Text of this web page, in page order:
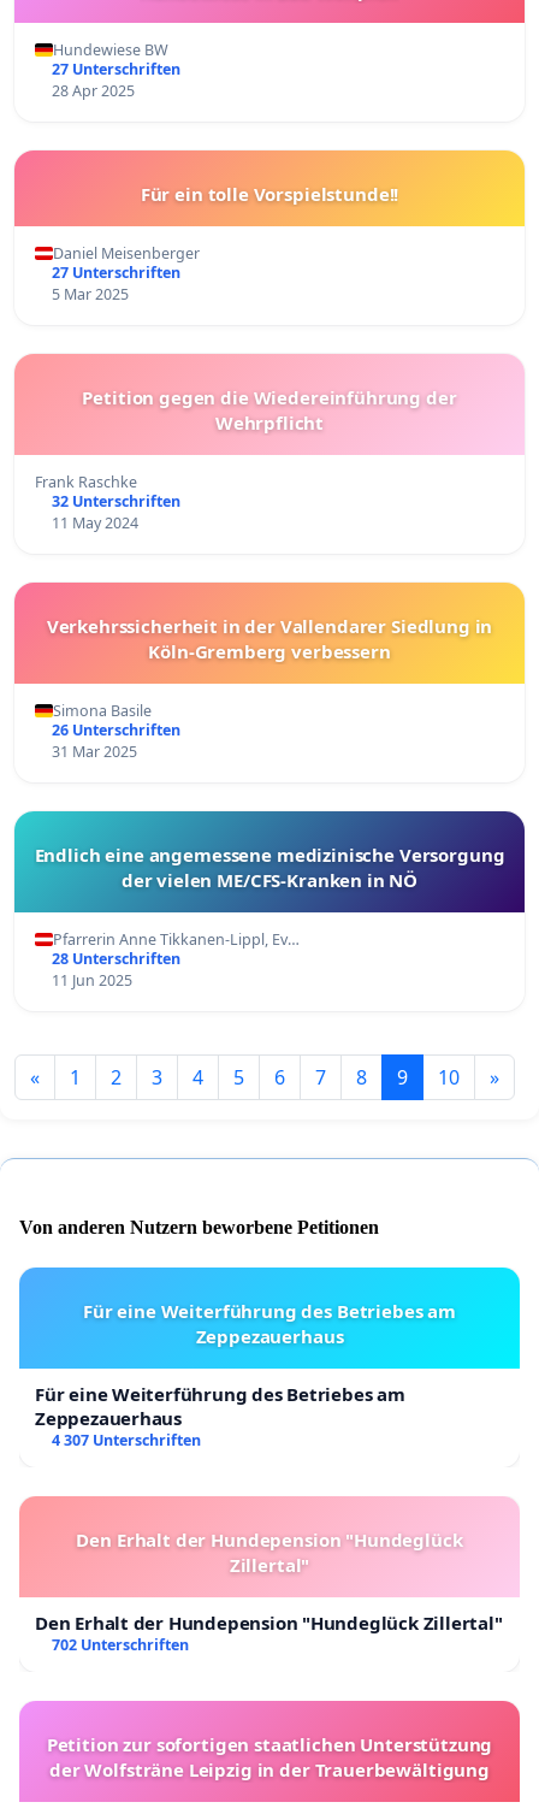
Hundewiese BW
27 Unterschriften
28 Apr 2025
Für ein tolle Vorspielstunde!!
Daniel Meisenberger
27 Unterschriften
5 Mar 2025
Petition gegen die Wiedereinführung der
Wehrpflicht
Frank Raschke
32 Unterschriften
11 May 2024
Verkehrssicherheit in der Vallendarer Siedlung in
Köln-Gremberg verbessern
Simona Basile
26 Unterschriften
31 Mar 2025
Endlich eine angemessene medizinische Versorgung
der vielen ME/CFS-Kranken in NÖ
Pfarrerin Anne Tikkanen-Lippl, Ev…
28 Unterschriften
11 Jun 2025
« 1 2 3 4 5 6 7 8 9 10 »
Von anderen Nutzern beworbene Petitionen
Für eine Weiterführung des Betriebes am
Zeppezauerhaus
Für eine Weiterführung des Betriebes am
Zeppezauerhaus
4 307 Unterschriften
Den Erhalt der Hundepension "Hundeglück
Zillertal"
Den Erhalt der Hundepension "Hundeglück Zillertal"
702 Unterschriften
Petition zur sofortigen staatlichen Unterstützung
der Wolfsträne Leipzig in der Trauerbewältigung